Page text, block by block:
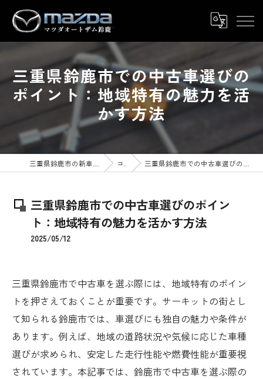
三重県鈴鹿市での中古車選びの
ポイント：地域特有の魅力を活
かす方法
コラム 三重県鈴鹿市での中古車選びのポイント：地域特有の魅力を活かす方法
三重県鈴鹿市での中古車選びのポイン
ト：地域特有の魅力を活かす方法
2025/05/12
三重県鈴鹿市で中古車を選ぶ際には、地域特有のポイン
トを押さえておくことが重要です。サーキットの街とし
て知られる鈴鹿市では、車選びにも独自の魅力や条件が
あります。例えば、地域の道路状況や気候に応じた車種
選びが求められ、安定した走行性能や燃費性能が重要視
されています。本記事では、鈴鹿市で中古車を選ぶ際の